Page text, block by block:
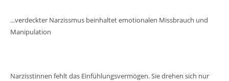
...verdeckter Narzissmus beinhaltet emotionalen Missbrauch und
Manipulation
Narzisstinnen fehlt das Einfühlungsvermögen. Sie drehen sich nur